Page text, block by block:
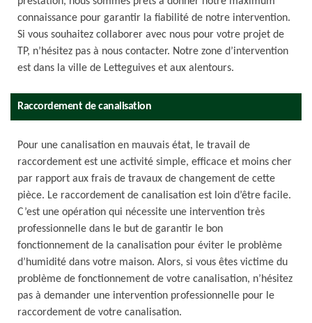
connaissance pour garantir la fiabilité de notre intervention.
Si vous souhaitez collaborer avec nous pour votre projet de
TP, n’hésitez pas à nous contacter. Notre zone d’intervention
est dans la ville de Letteguives et aux alentours.
Raccordement de canalisation
Pour une canalisation en mauvais état, le travail de
raccordement est une activité simple, efficace et moins cher
par rapport aux frais de travaux de changement de cette
pièce. Le raccordement de canalisation est loin d’être facile.
C’est une opération qui nécessite une intervention très
professionnelle dans le but de garantir le bon
fonctionnement de la canalisation pour éviter le problème
d’humidité dans votre maison. Alors, si vous êtes victime du
problème de fonctionnement de votre canalisation, n’hésitez
pas à demander une intervention professionnelle pour le
raccordement de votre canalisation.